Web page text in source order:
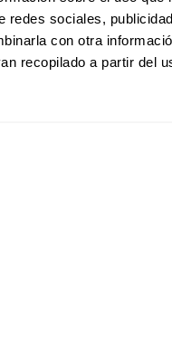
redes sociales,
con otra
recopilado a partir del
SUR